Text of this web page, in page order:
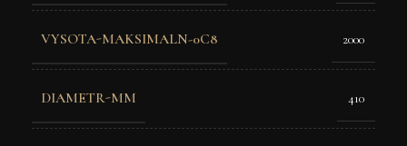
VYSOTA-MAKSIMALN-0C8 2000
DIAMETR-MM 410